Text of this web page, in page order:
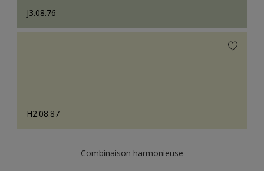
J3.08.76
H2.08.87
Combinaison harmonieuse